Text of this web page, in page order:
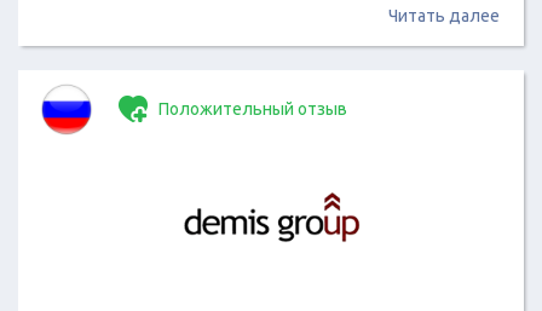
Читать далее
Положительный отзыв